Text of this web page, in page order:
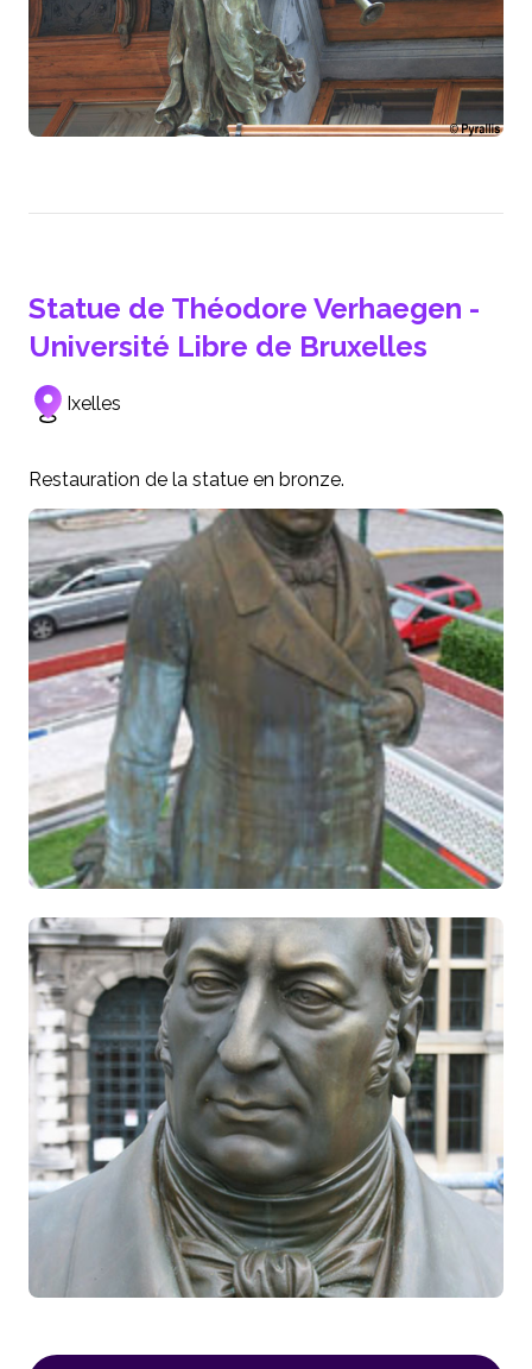
Statue de Théodore Verhaegen -
Université Libre de Bruxelles
Ixelles
Restauration de la statue en bronze.